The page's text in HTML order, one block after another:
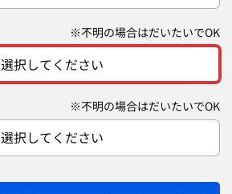
※不明の場合はだいたいでOK
選択してください
※不明の場合はだいたいでOK
選択してください